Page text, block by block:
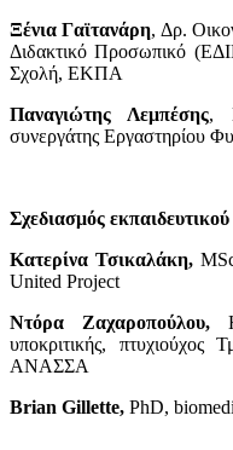
Ξένια Γαϊτανάρη, Δρ.
Διδακτικό Προσωπικό
Σχολή, ΕΚΠΑ
Παναγιώτης Λεμπέσης,
συνεργάτης Εργαστηρίου
Σχεδιασμός
Κατερίνα Τσικαλάκη,
United Project
Ντόρα Ζαχαροπούλου,
υποκριτικής,
ANAΣΣΑ
Brian Gillette, PhD,